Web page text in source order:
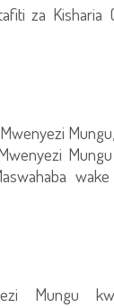
za Kisharia
Mungu